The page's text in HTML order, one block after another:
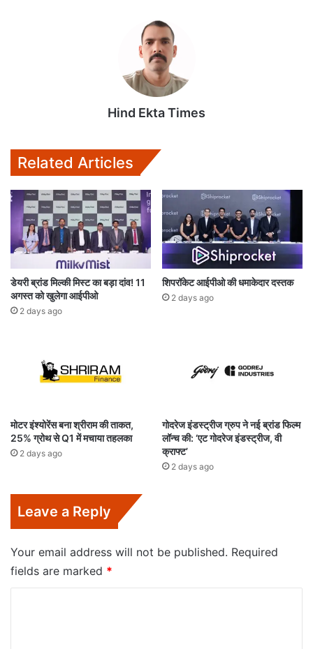
Hind Ekta Times
Related Articles
डेयरी ब्रांड मिल्की मिस्ट का बड़ा दांव! 11
अगस्त को खुलेगा आईपीओ
2 days ago
शिपरॉकेट आईपीओ की धमाकेदार दस्तक
2 days ago
मोटर इंश्योरेंस बना श्रीराम की ताकत,
25% ग्रोथ से Q1 में मचाया तहलका
2 days ago
गोदरेज इंडस्ट्रीज ग्रुप ने नई ब्रांड फिल्म
लॉन्च की: ‘एट गोदरेज इंडस्ट्रीज, वी
क्राफ्ट’
2 days ago
Leave a Reply
Your email address will not be published. Required
fields are marked *